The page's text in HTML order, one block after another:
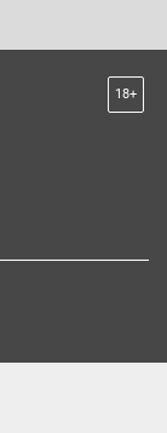
18+